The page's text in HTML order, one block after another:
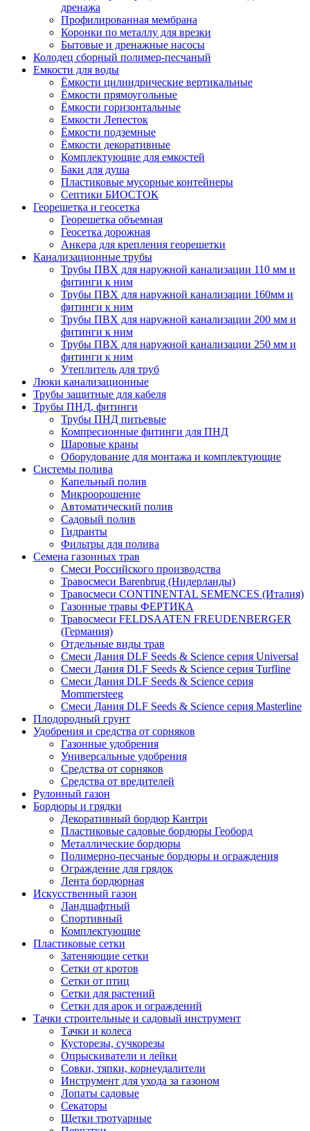
дренажа
Профилированная мембрана
Коронки по металлу для врезки
Бытовые и дренажные насосы
Колодец сборный полимер-песчаный
Емкости для воды
Ёмкости цилиндрические вертикальные
Ёмкости прямоугольные
Ёмкости горизонтальные
Емкости Лепесток
Ёмкости подземные
Ёмкости декоративные
Комплектующие для емкостей
Баки для душа
Пластиковые мусорные контейнеры
Септики БИОСТОК
Георешетка и геосетка
Георешетка объемная
Геосетка дорожная
Анкера для крепления георешетки
Канализационные трубы
Трубы ПВХ для наружной канализации 110 мм и
фитинги к ним
Трубы ПВХ для наружной канализации 160мм и
фитинги к ним
Трубы ПВХ для наружной канализации 200 мм и
фитинги к ним
Трубы ПВХ для наружной канализации 250 мм и
фитинги к ним
Утеплитель для труб
Люки канализационные
Трубы защитные для кабеля
Трубы ПНД, фитинги
Трубы ПНД питьевые
Компресионные фитинги для ПНД
Шаровые краны
Оборудование для монтажа и комплектующие
Системы полива
Капельный полив
Микроорошение
Автоматический полив
Садовый полив
Гидранты
Фильтры для полива
Семена газонных трав
Смеси Российского производства
Травосмеси Barenbrug (Нидерланды)
Травосмеси CONTINENTAL SEMENCES (Италия)
Газонные травы ФЕРТИКА
Травосмеси FELDSAATEN FREUDENBERGER
(Германия)
Отдельные виды трав
Смеси Дания DLF Seeds & Sciеnce серия Universal
Смеси Дания DLF Seeds & Sciеnce серия Turfline
Смеси Дания DLF Seeds & Sciеnce серия
Mommersteeg
Смеси Дания DLF Seeds & Sciеnce серия Masterline
Плодородный грунт
Удобрения и средства от сорняков
Газонные удобрения
Универсальные удобрения
Средства от сорняков
Средства от вредителей
Рулонный газон
Бордюры и грядки
Декоративный бордюр Кантри
Пластиковые садовые бордюры Геоборд
Металлические бордюры
Полимерно-песчаные бордюры и ограждения
Ограждение для грядок
Лента бордюрная
Искусственный газон
Ландшафтный
Спортивный
Комплектующие
Пластиковые сетки
Затеняющие сетки
Сетки от кротов
Сетки от птиц
Сетки для растений
Сетки для арок и ограждений
Тачки строительные и садовый инструмент
Тачки и колеса
Кусторезы, сучкорезы
Опрыскиватели и лейки
Совки, тяпки, корнеудалители
Инструмент для ухода за газоном
Лопаты садовые
Секаторы
Щетки тротуарные